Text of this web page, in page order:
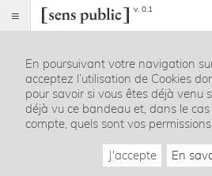
v. 0.1
Index
Rubriques
Essais
En poursuivant votre navigation
acceptez l’utilisation de Cookies
pour savoir si vous êtes déjà venu
déjà vu ce bandeau et, dans le
compte, quels sont vos permissions.
J'accepte En